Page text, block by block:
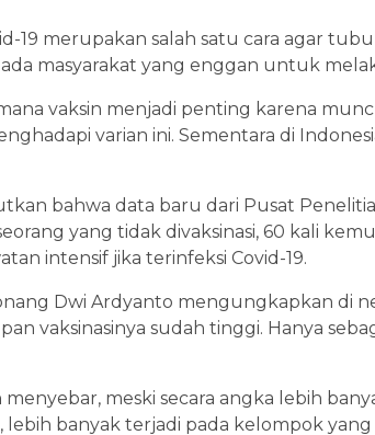
19 merupakan salah satu cara agar
masyarakat yang enggan untuk
vaksin menjadi penting karena
varian ini. Sementara di
bahwa data baru dari Pusat
yang tidak divaksinasi, 60 kali
intensif jika terinfeksi Covid-19.
Dwi Ardyanto mengungkapkan di
vaksinasinya sudah tinggi. Hanya
menyebar, meski secara angka lebih
lebih banyak terjadi pada kelompok